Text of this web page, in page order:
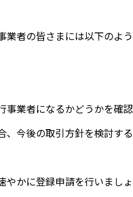
業者の皆さまには以下のよ
事業者になるかどうかを確
、今後の取引方針を検討す
やかに登録申請を行いまし